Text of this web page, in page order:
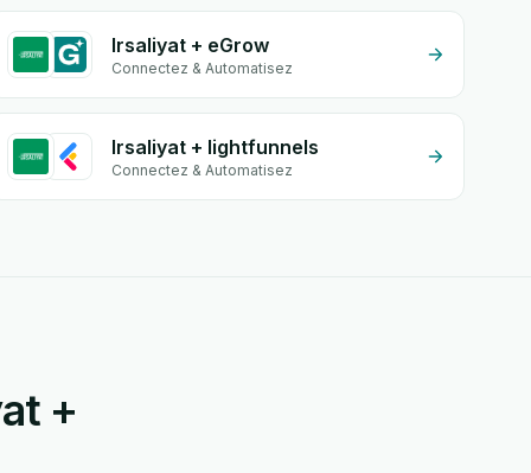
Irsaliyat + eGrow
Connectez & Automatisez
Irsaliyat + lightfunnels
Connectez & Automatisez
+